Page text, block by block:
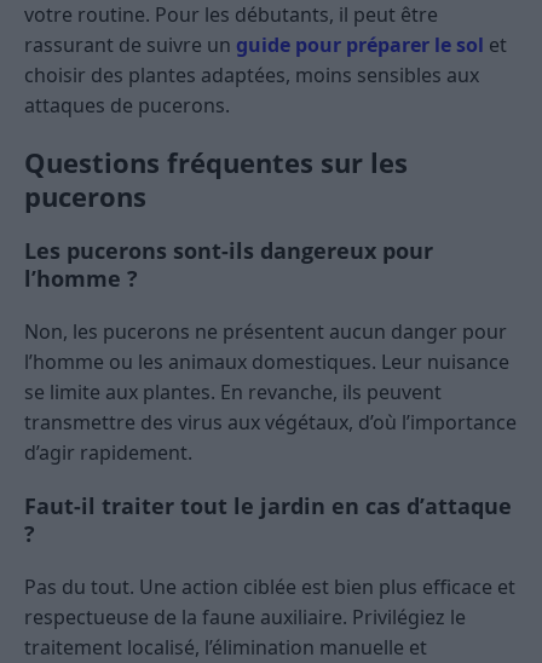
votre routine. Pour les débutants, il peut être
rassurant de suivre un guide pour préparer le sol et
choisir des plantes adaptées, moins sensibles aux
attaques de pucerons.
Questions fréquentes sur les
pucerons
Les pucerons sont-ils dangereux pour
l’homme ?
Non, les pucerons ne présentent aucun danger pour
l’homme ou les animaux domestiques. Leur nuisance
se limite aux plantes. En revanche, ils peuvent
transmettre des virus aux végétaux, d’où l’importance
d’agir rapidement.
Faut-il traiter tout le jardin en cas d’attaque
?
Pas du tout. Une action ciblée est bien plus efficace et
respectueuse de la faune auxiliaire. Privilégiez le
traitement localisé, l’élimination manuelle et